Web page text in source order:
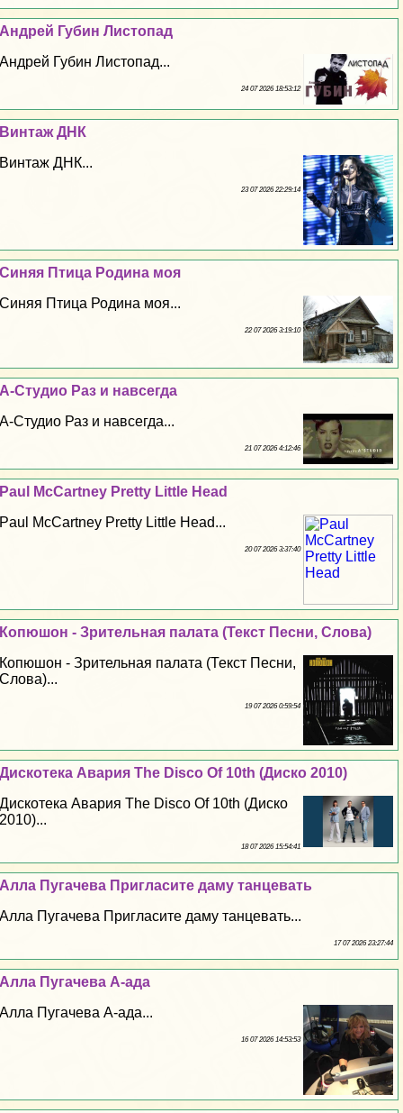
Андрей Губин Листопад
Андрей Губин Листопад...
24 07 2026 18:53:12
Винтаж ДНК
Винтаж ДНК...
23 07 2026 22:29:14
Синяя Птица Родина моя
Синяя Птица Родина моя...
22 07 2026 3:19:10
А-Студио Раз и навсегда
А-Студио Раз и навсегда...
21 07 2026 4:12:46
Paul McCartney Pretty Little Head
Paul McCartney Pretty Little Head...
20 07 2026 3:37:40
Копюшон - Зрительная палата (Текст Песни, Слова)
Копюшон - Зрительная палата (Текст Песни,
Слова)...
19 07 2026 0:59:54
Дискотека Авария The Disco Of 10th (Диско 2010)
Дискотека Авария The Disco Of 10th (Диско
2010)...
18 07 2026 15:54:41
Алла Пугачева Пригласите даму танцевать
Алла Пугачева Пригласите даму танцевать...
17 07 2026 23:27:44
Алла Пугачева А-ада
Алла Пугачева А-ада...
16 07 2026 14:53:53